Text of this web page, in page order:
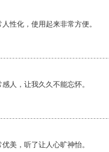
性化，使用起来非常方便。
人，让我久久不能忘怀。
美，听了让人心旷神怡。